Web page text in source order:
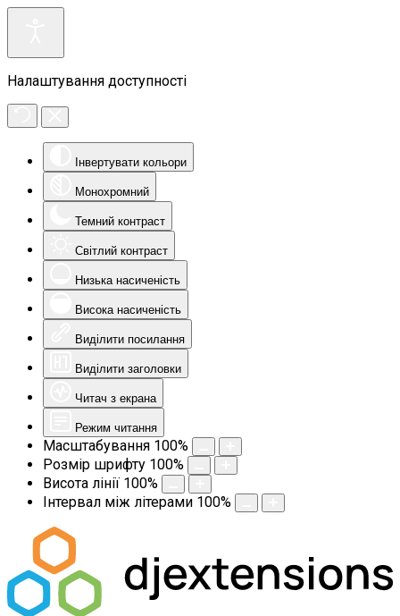
Налаштування доступності
Інвертувати кольори
Монохромний
Темний контраст
Світлий контраст
Низька насиченість
Висока насиченість
Виділити посилання
Виділити заголовки
Читач з екрана
Режим читання
Масштабування 100%
Розмір шрифту 100%
Висота лінії 100%
Інтервал між літерами 100%